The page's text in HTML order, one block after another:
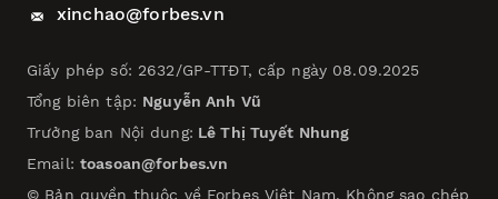
xinchao@forbes.vn
Giấy phép số: 2632/GP-TTĐT, cấp ngày 08.09.2025
Tổng biên tập: Nguyễn Anh Vũ
Trưởng ban Nội dung: Lê Thị Tuyết Nhung
Email: toasoan@forbes.vn
© Bản quyền thuộc về Forbes Việt Nam. Không sao chép